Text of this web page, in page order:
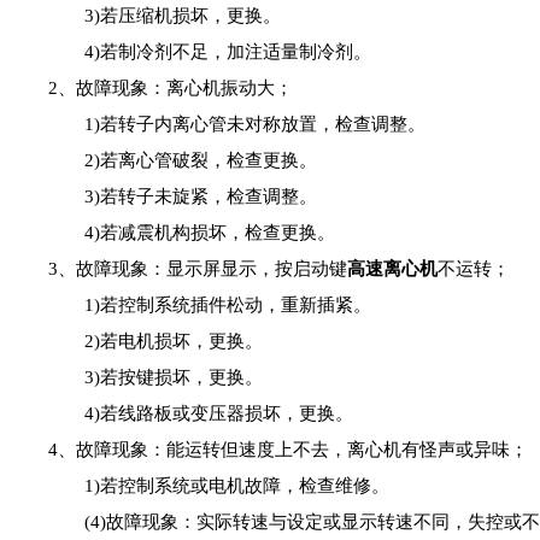
3)若压缩机损坏，更换。
4)若制冷剂不足，加注适量制冷剂。
2、故障现象：离心机振动大；
1)若转子内离心管未对称放置，检查调整。
2)若离心管破裂，检查更换。
3)若转子未旋紧，检查调整。
4)若减震机构损坏，检查更换。
3、故障现象：显示屏显示，按启动键高速离心机不运转；
1)若控制系统插件松动，重新插紧。
2)若电机损坏，更换。
3)若按键损坏，更换。
4)若线路板或变压器损坏，更换。
4、故障现象：能运转但速度上不去，离心机有怪声或异味；
1)若控制系统或电机故障，检查维修。
(4)故障现象：实际转速与设定或显示转速不同，失控或